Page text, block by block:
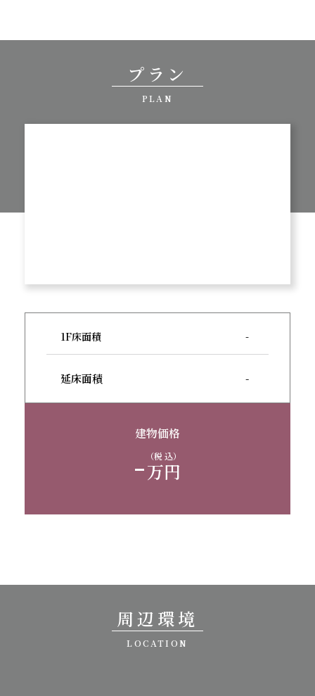
プラン
PLAN
1F床面積 -
延床面積 -
建物価格
-万円
（税 込）
周辺環境
LOCATION